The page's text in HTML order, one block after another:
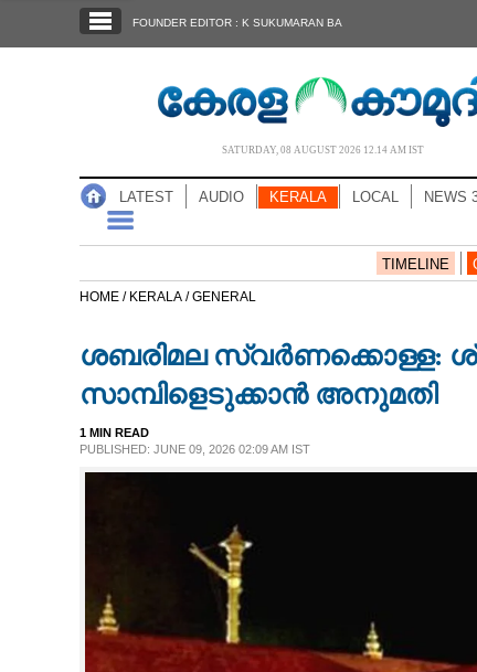
NOTIFIED NEWS
NEWS 360
CASE DIARY
FOUNDER EDITOR : K SUKUMARAN BA
SATURDAY, 08 AUGUST 2026 12.14 AM IST
LATEST AUDIO KERALA LOCAL NEWS
TIMELINE
HOME / KERALA /GENERAL
ശബരിമല സ്വർണക്കൊള്ള:
സാമ്പിളെടുക്കാൻ അനുമതി
1 MIN READ
PUBLISHED: JUNE 09, 2026 02:09 AM IST